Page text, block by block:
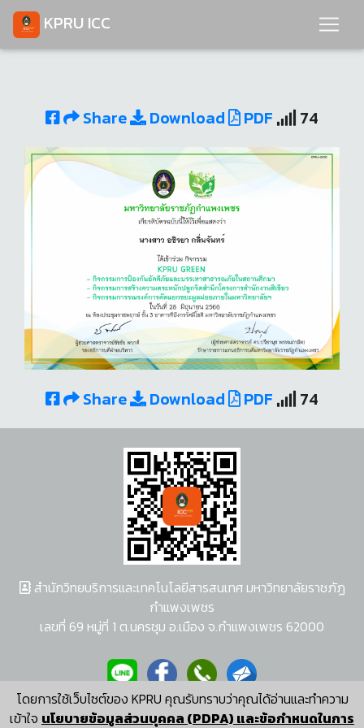
KPRU ICC
Share Download PDF 74
Share Download PDF 74
โดยการใช้เว็บไซต์ของ KPRU คุณรับทราบว่าคุณได้อ่านและทำความ
เข้าใจ นโยบายข้อมูลส่วนบุคคล (PDPA) และข้อกำหนดในการ
สำนักวิทยบริการและเทคโนโลยีสารสนเทศ มหาวิทยาลัยราชภัฏ
กำแพงเพชร
เลขที่ 69 หมู่ที่ 1 ต.นครชุม อ.เมือง จ.กำแพงเพชร 62000
ผู้พัฒนาระบบ อนุชา พวงผกา